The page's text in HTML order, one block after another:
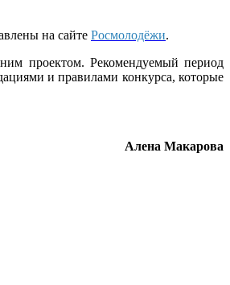
на сайте Росмолодёжи.
проектом. Рекомендуемый период
и правилами конкурса, которые
Алена Макарова